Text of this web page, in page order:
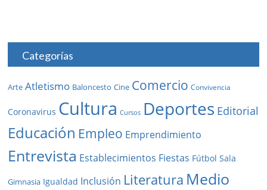
Categorías
Arte Atletismo Baloncesto Cine Comercio Convivencia
Coronavirus Cultura Cursos Deportes Editorial
Educación Empleo Emprendimiento
Entrevista Establecimientos Fiestas Fútbol Sala
Gimnasia Igualdad Inclusión Literatura Medio